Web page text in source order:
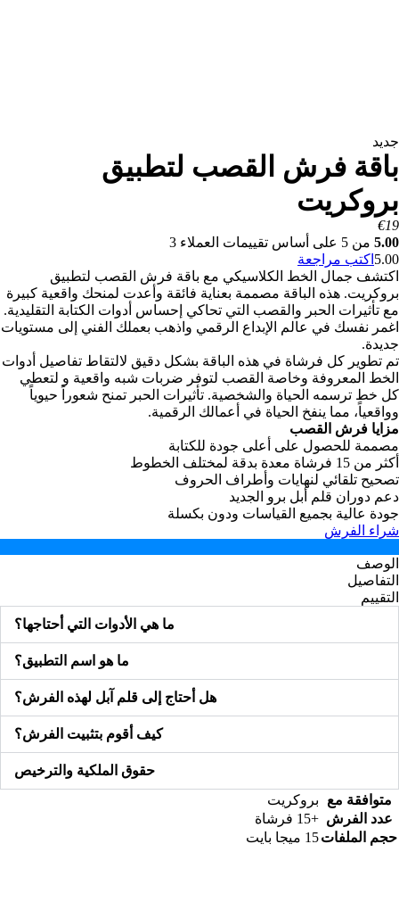
جديد
باقة فرش القصب لتطبيق
بروكريت
€19
5.00 من 5 على أساس تقييمات العملاء 3
5.00 اكتب مراجعة
اكتشف جمال الخط الكلاسيكي مع باقة فرش القصب لتطبيق
بروكريت. هذه الباقة مصممة بعناية فائقة وأعدت لمنحك واقعية كبيرة
مع تأثيرات الحبر والقصب التي تحاكي إحساس أدوات الكتابة التقليدية.
اغمر نفسك في عالم الإبداع الرقمي واذهب بعملك الفني إلى مستويات
جديدة.
تم تطوير كل فرشاة في هذه الباقة بشكل دقيق لالتقاط تفاصيل أدوات
الخط المعروفة وخاصة القصب لتوفر ضربات شبه واقعية و لتعطي
كل خط ترسمه الحياة والشخصية. تأثيرات الحبر تمنح شعوراً حيوياً
وواقعياً، مما ينفخ الحياة في أعمالك الرقمية.
مزايا فرش القصب
مصممة للحصول على أعلى جودة للكتابة
أكثر من 15 فرشاة معدة بدقة لمختلف الخطوط
تصحيح تلقائي لنهايات وأطراف الحروف
دعم دوران قلم أبل برو الجديد
جودة عالية بجميع القياسات ودون ‏بكسلة
شراء الفرش
الوصف
التفاصيل
التقييم
ما هي الأدوات التي أحتاجها؟
ما هو اسم التطبيق؟
هل أحتاج إلى قلم آبل لهذه الفرش؟
كيف أقوم بتثبيت الفرش؟
حقوق الملكية والترخيص
متوافقة مع
بروكريت
عدد الفرش +15 فرشاة
حجم الملفات15 ميجا بايت